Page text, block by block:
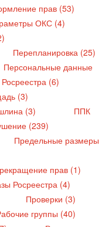
прав (53)
ОКС (4)
Перепланировка (25)
Персональные данные
(6)
(3)
(3)
ППК
(239)
Предельные размеры
прав (1)
Росреестра (4)
Проверки (3)
группы (40)